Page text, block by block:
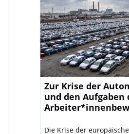
Zur Krise der
und den Aufgaben
Die Krise der